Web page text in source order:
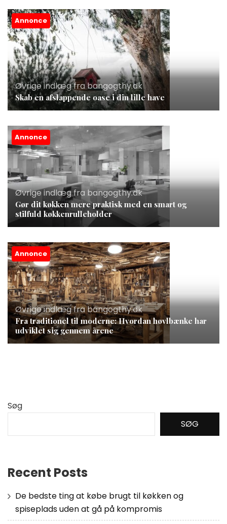
Annonce
Øvrige indlæg fra bangogthy.dk
Skab en afslappende oase i din lille have
Annonce
Øvrige indlæg fra bangogthy.dk
Gør dit køkken mere praktisk med en smart og
stilfuld køkkenrulleholder
Annonce
Øvrige indlæg fra bangogthy.dk
Fra traditionel til moderne: Hvordan høvlbænke har
udviklet sig gennem årene
Søg
SØG
Recent Posts
De bedste ting at købe brugt til køkken og
spiseplads uden at gå på kompromis